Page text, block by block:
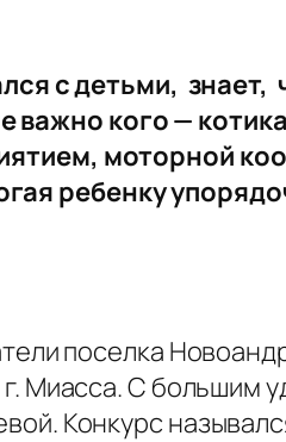
с детьми,
важно кого —
моторной
ребенку
поселка
Миасса. С большим
Конкурс